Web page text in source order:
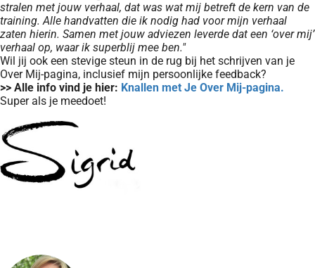
stralen met jouw verhaal, dat was wat mij betreft de kern van de
training. Alle handvatten die ik nodig had voor mijn verhaal
zaten hierin. Samen met jouw adviezen leverde dat een ‘over mij’
verhaal op, waar ik superblij mee ben."
Wil jij ook een stevige steun in de rug bij het schrijven van je
Over Mij-pagina, inclusief mijn persoonlijke feedback?
>> Alle info vind je hier: Knallen met Je Over Mij-pagina.
Super als je meedoet!